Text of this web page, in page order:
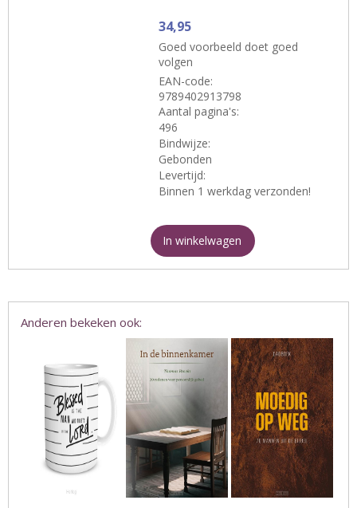
34,95
Goed voorbeeld doet goed
volgen
EAN-code:
9789402913798
Aantal pagina's:
496
Bindwijze:
Gebonden
Levertijd:
Binnen 1 werkdag verzonden!
In winkelwagen
Anderen bekeken ook: